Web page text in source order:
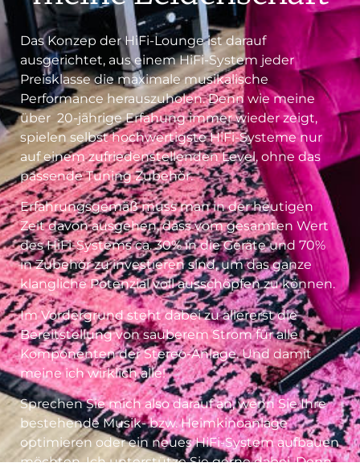
Das Konzep der HiFi-Lounge ist darauf
ausgerichtet, aus einem HiFi-System jeder
Preisklasse die maximale musikalische
Performance herauszuholen. Denn wie meine
über 20-jährige Erfahung immer wieder zeigt,
spielen selbst hochwertigste HiFi-Systeme nur
auf einem zufriedenstellenden Level, ohne das
passende Tuning Zubehör.
Erfahrungsgemäß muss man in der heutigen
Zeit davon ausgehen, dass vom gesamten Wert
des HiFi-Systems ca. 30% in die Geräte und 70%
in Zubehör zu investieren sind, um das ganze
klangliche Potenzial voll ausschöpfen zu können.
Im Vordergrund steht dabei zu allererst die
Bereitstellung von sauberem Strom für alle
Komponenten der Stereo-Anlage. Und damit
meine ich wirklich alle!
Sprechen Sie mich also darauf an, wenn Sie Ihre
bestehende Musik- bzw. Heimkinoanlage
optimieren oder ein neues HiFi-System aufbauen
möchten. Ich unterstütze Sie gerne dabei. Denn